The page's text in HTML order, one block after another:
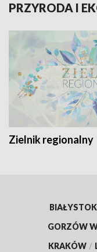
PRZYRODA I
Zielnik regionalny
BIAŁYSTOK
GORZÓW
KRAKÓW /